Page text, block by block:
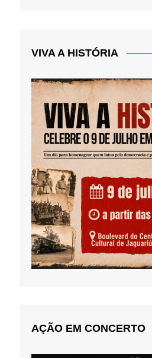
VIVA A HISTÓRIA
AÇÃO EM CONCERTO